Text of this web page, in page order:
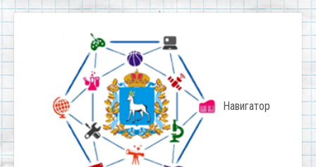
Навигатор